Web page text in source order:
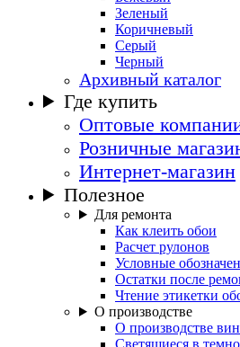
Зеленый
Коричневый
Серый
Черный
Архивный каталог
Где купить
Оптовые
Розничные
Интернет-магазин
Полезное
Для ремонта
Как клеить обои
Расчет рулонов
Условные
Остатки после
Чтение этикетки
О производстве
О производстве
Светящиеся в